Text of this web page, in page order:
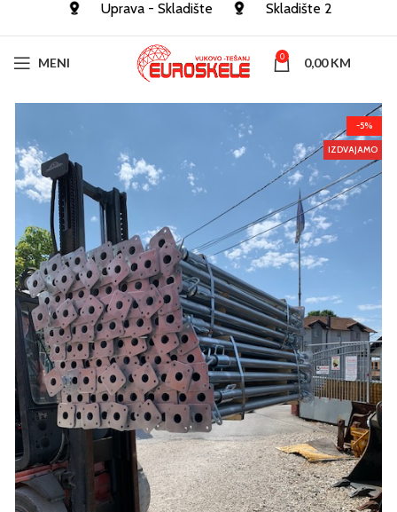
Uprava - Skladište Skladište 2
MENI 0 0,00KM
-5%
IZDVAJAMO